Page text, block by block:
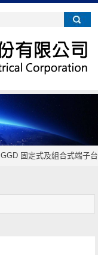
GGD 固定式及組合式端子台